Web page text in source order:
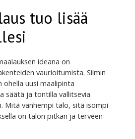
tuo lisää
ideana on
vaurioitumista. Silmin
uusi maalipinta
säätä ja tontilla vallitsevia
Mitä vanhempi talo, sitä isompi
on talon pitkän ja terveen